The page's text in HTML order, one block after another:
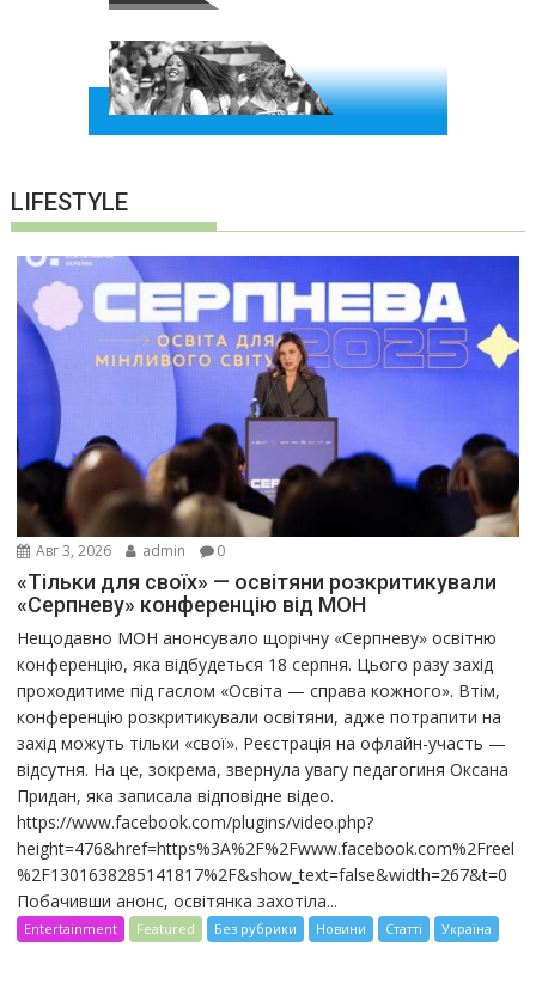
LIFESTYLE
Авг 3, 2026 admin 0
«Тільки для своїх» — освітяни розкритикували
«Серпневу» конференцію від МОН
Нещодавно МОН анонсувало щорічну «Серпневу» освітню
конференцію, яка відбудеться 18 серпня. Цього разу захід
проходитиме під гаслом «Освіта — справа кожного». Втім,
конференцію розкритикували освітяни, адже потрапити на
захід можуть тільки «свої». Реєстрація на офлайн-участь —
відсутня. На це, зокрема, звернула увагу педагогиня Оксана
Придан, яка записала відповідне відео.
https://www.facebook.com/plugins/video.php?
height=476&href=https%3A%2F%2Fwww.facebook.com%2Freel
%2F1301638285141817%2F&show_text=false&width=267&t=0
Побачивши анонс, освітянка захотіла...
Entertainment Featured Без рубрики Новини Статті Україна